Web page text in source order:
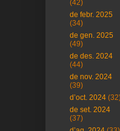
(42)
de febr. 2025
(34)
de gen. 2025
(49)
de des. 2024
(44)
de nov. 2024
(39)
d’oct. 2024
de set. 2024
(37)